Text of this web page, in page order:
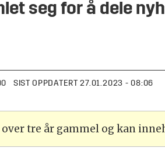
seg for å dele
SIST OPPDATERT 27.01.2023 - 08:06
tre år gammel og kan